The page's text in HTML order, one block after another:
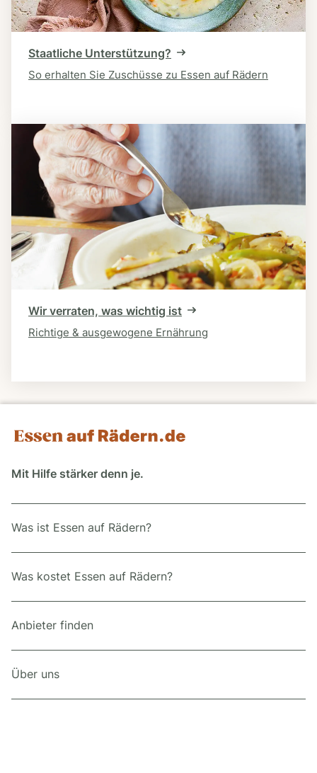
Staatliche Unterstützung?
So erhalten Sie Zuschüsse zu Essen auf Rädern
Wir verraten, was wichtig ist
Richtige & ausgewogene Ernährung
Mit Hilfe stärker denn je.
Was ist Essen auf Rädern?
Was kostet Essen auf Rädern?
Anbieter finden
Über uns